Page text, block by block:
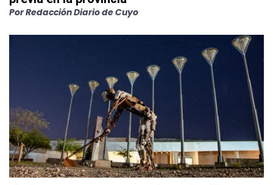
PorRedacción Diario de Cuyo